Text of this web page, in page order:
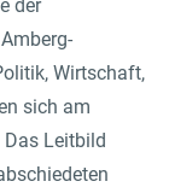
der
Wirtschaft,
sich am
Das Leitbild